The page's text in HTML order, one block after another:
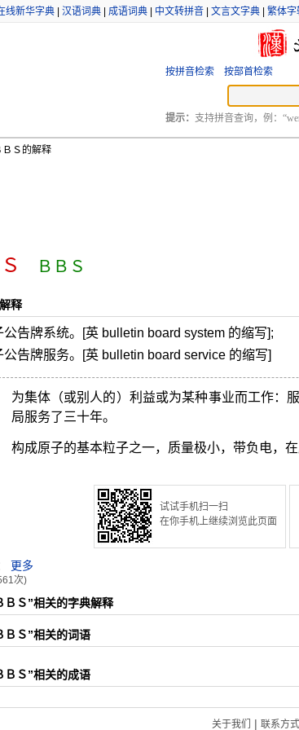
线新华字典| 汉语词典| 成语词典| 中文转拼音| 文言文字典| 繁体字
按拼音检索 按部首检索
提示： 支持拼音查询，例：
Ｓ的解释
ＢＢＳ
释
公告牌系统。[英 bulletin board system 的缩写];
公告牌服务。[英 bulletin board service 的缩写]
为集体（或别人的）利益或为某种事业而工作：
局服务了三十年。
构成原子的基本粒子之一，质量极小，带负电，在
试试手机扫一扫
在你手机上继续浏览此页面
更多
次)
ＢＳ”相关的字典解释
ＢＳ”相关的词语
ＢＳ”相关的成语
关于我们 | 联系方式